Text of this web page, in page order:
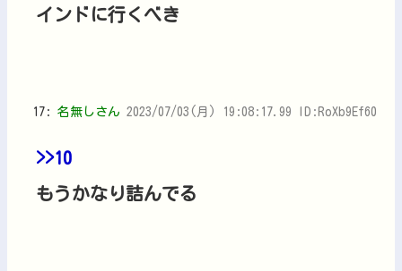
インドに行くべき
17: 名無しさん 2023/07/03(月) 19:08:17.99 ID:RoXb9Ef60
>>10
もうかなり詰んでる